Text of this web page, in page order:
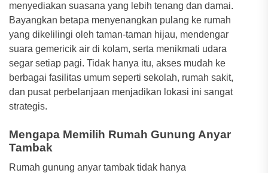
menyediakan suasana yang lebih tenang dan damai.
Bayangkan betapa menyenangkan pulang ke rumah
yang dikelilingi oleh taman-taman hijau, mendengar
suara gemericik air di kolam, serta menikmati udara
segar setiap pagi. Tidak hanya itu, akses mudah ke
berbagai fasilitas umum seperti sekolah, rumah sakit,
dan pusat perbelanjaan menjadikan lokasi ini sangat
strategis.
Mengapa Memilih Rumah Gunung Anyar
Tambak
Rumah gunung anyar tambak tidak hanya